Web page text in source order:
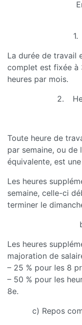
La durée de travail
complet est fixée à
heures par mois.
2.
Toute heure de
par semaine, ou de
équivalente, est
Les heures
semaine, celle-ci
terminer le
Les heures
majoration de
– 25 % pour les 8
– 50 % pour les
8e.
c) Repos